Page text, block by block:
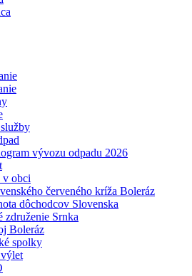
vývozu odpadu 2026
obci
červeného kríža Boleráz
dôchodcov Slovenska
združenie Srnka
Boleráz
spolky